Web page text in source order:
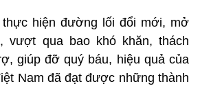
thực hiện đường lối đổi mới, mở
vượt qua bao khó khăn, thách
giúp đỡ quý báu, hiệu quả của
Nam đã đạt được những thành